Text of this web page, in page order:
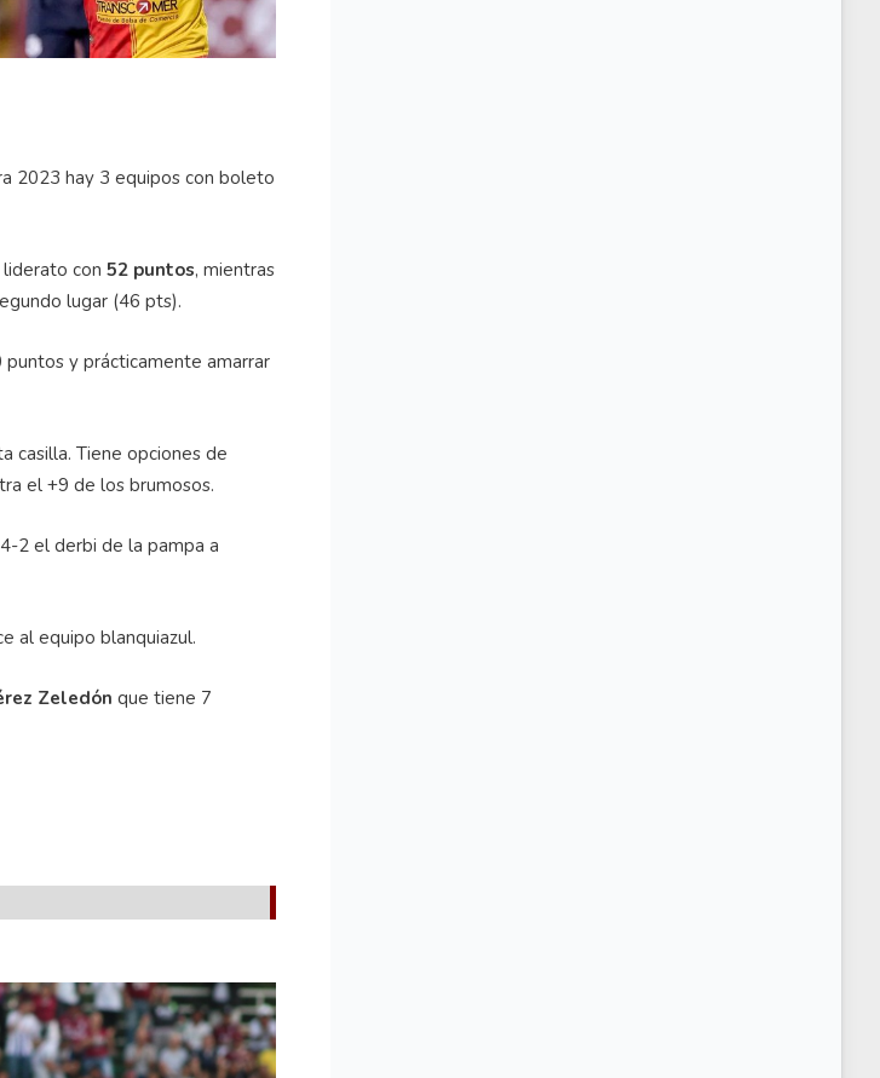
2023 hay 3 equipos con boleto
con 52 puntos, mientras
lugar (46 pts).
y prácticamente amarrar
casilla. Tiene opciones de
el +9 de los brumosos.
2 el derbi de la pampa a
al equipo blanquiazul.
Zeledón que tiene 7